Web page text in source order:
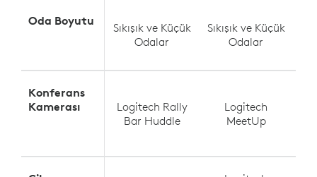
Oda Boyutu
Sıkışık ve Küçük
Odalar
Sıkışık ve Küçük
Odalar
Konferans
Kamerası
Logitech Rally
Bar Huddle
Logitech
MeetUp